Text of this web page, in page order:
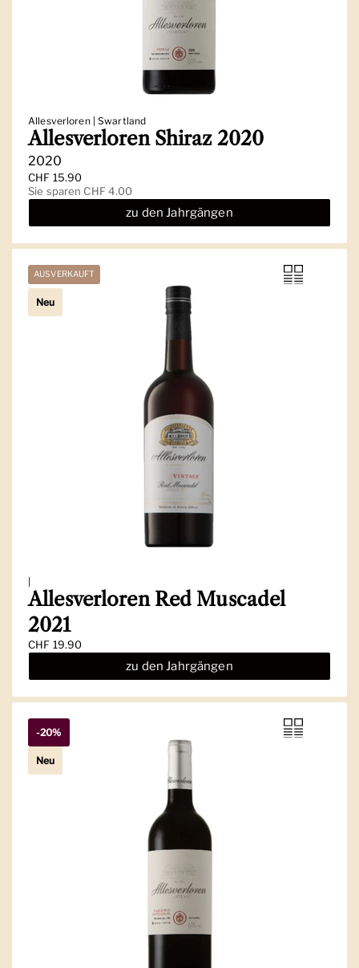
Allesverloren | Swartland
Allesverloren Shiraz 2020
2020
Regulärer Preis
CHF 15.90
Sale-Preis
Sie sparen CHF 4.00
zu den Jahrgängen
Allesverloren Red Muscadel
2021
Regulärer Preis
CHF 19.90
zu den Jahrgängen
AUSVERKAUFT
Neu
-20%
Neu